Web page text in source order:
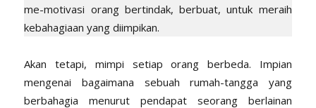
me-motivasi orang bertindak, berbuat, untuk meraih
kebahagiaan yang diimpikan.
Akan tetapi, mimpi setiap orang berbeda. Impian
mengenai bagaimana sebuah rumah-tangga yang
berbahagia menurut pendapat seorang berlainan